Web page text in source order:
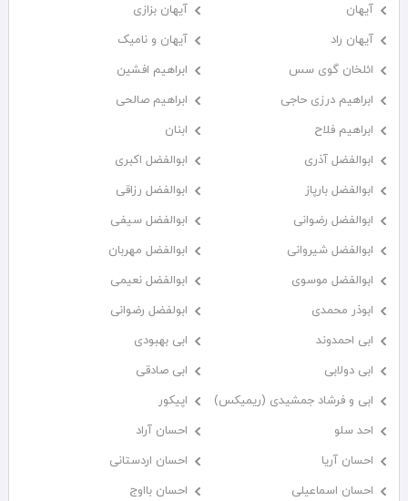
آیهان
آیهان بزازی
آیهان راد
آیهان و نامیک
ائلخان گوی سس
ابراهیم افشین
ابراهیم درزی حاجی
ابراهیم صالحی
ابراهیم فلاح
ابنان
ابوالفضل آذری
ابوالفضل اکبری
ابوالفضل بارپاز
ابوالفضل رزاقی
ابوالفضل رضوانی
ابوالفضل سیفی
ابوالفضل شیروانی
ابوالفضل مهربان
ابوالفضل موسوی
ابوالفضل نعیمی
ابوذر محمدی
ابولفضل رضوانی
ابی احمدوند
ابی بهبودی
ابی دولابی
ابی صادقی
ابی و فرشاد جمشیدی (ریمیکس)
اپیکور
احد سلو
احسان آراد
احسان آریا
احسان اردستانی
احسان اسماعیلی
احسان بااوج